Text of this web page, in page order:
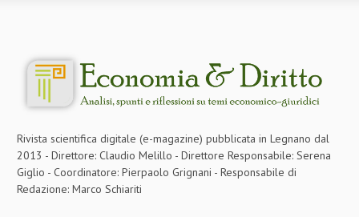
Rivista scientifica digitale (e-magazine) pubblicata in Legnano dal
2013 - Direttore: Claudio Melillo - Direttore Responsabile: Serena
Giglio - Coordinatore: Pierpaolo Grignani - Responsabile di
Redazione: Marco Schiariti